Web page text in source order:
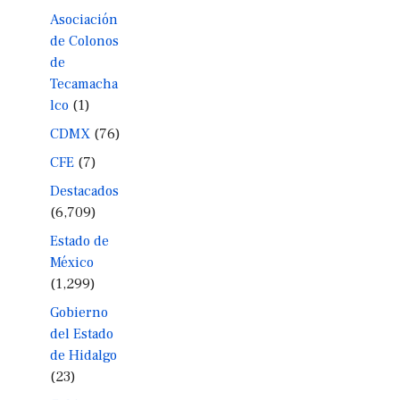
Asociación
de Colonos
de
Tecamacha
lco (1)
CDMX (76)
CFE (7)
Destacados
(6,709)
Estado de
México
(1,299)
Gobierno
del Estado
de Hidalgo
(23)